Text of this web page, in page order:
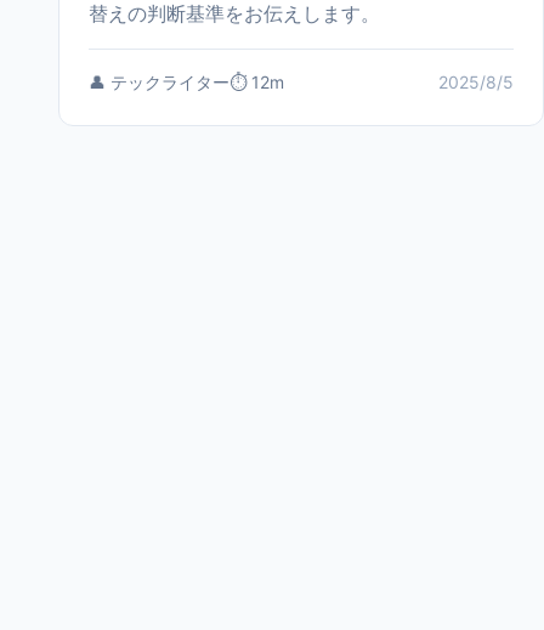
替えの判断基準をお伝えします。
👤 テックライター⏱️ 12m 2025/8/5